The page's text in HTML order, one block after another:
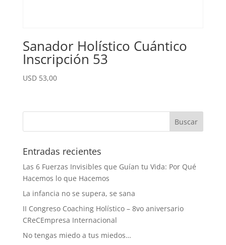
Sanador Holístico Cuántico
Inscripción 53
USD 53,00
Entradas recientes
Las 6 Fuerzas Invisibles que Guían tu Vida: Por Qué
Hacemos lo que Hacemos
La infancia no se supera, se sana
II Congreso Coaching Holístico – 8vo aniversario
CReCEmpresa Internacional
No tengas miedo a tus miedos…